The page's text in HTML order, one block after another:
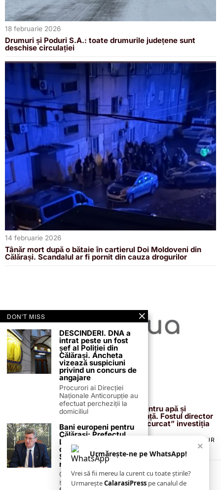
18 februarie 2026
Drumuri și Poduri S.A.: toate drumurile județene sunt
deschise circulației
14 februarie 2026
Tânăr mort după o bătaie în cartierul Doi Moldoveni din
Călărași. Scandalul ar fi pornit din cauza drogurilor
13 februarie 2026
Proiectul de 400 de milioane de euro pentru apă și
canalizare, confirmat definitiv de instanță. Fostul director
reacționează după acuzațiile că ar fi „încurcat” investiția
TERMENI ȘI CONDIȚII
POLITICA DE ANULARE & RETUR
PUBLICITATE ONLINE & TIPĂRITĂ
CONTACT
ZIARUL ANUNȚUL CĂLĂRĂȘEAN
×
Urmărește-ne pe WhatsApp!
Vrei să fii mereu la curent cu toate știrile?
UrmareșteCalarasiPress pe canalul de
DON'T MISS
DESCINDERI. DNA a
intrat peste un fost
șef al Poliției din
Călărași. Ancheta
vizează suspiciuni
privind un concurs de
angajare
Procurori ai Direcției
Naționale Anticorupție au
efectuat percheziții la
domiciliul
Bani europeni pentru
Călărași: Prefectul
Laurențiu State anunță
colaborarea cu ADR
Sud-Muntenia pentru
noi finanțări
Călărașul se pregătește
să intre pe harta